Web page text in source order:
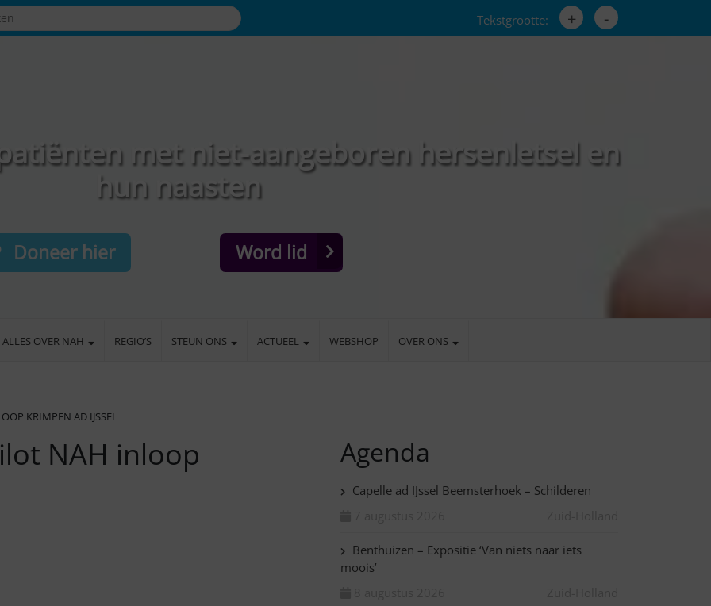
Tekstgrootte: + -
met niet-aangeboren hersenletsel en
hun naasten
Doneer hier Word lid
ALLES OVER NAH REGIO’S STEUN ONS ACTUEEL WEBSHOP OVER ONS
KRIMPEN AD IJSSEL
NAH inloop
Agenda
Capelle ad IJssel Beemsterhoek – Schilderen
Benthuizen – Expositie ‘Van niets naar iets
moois’